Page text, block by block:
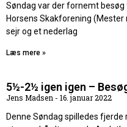
Søndag var der fornemt besøg
Horsens Skakforening
sejr og et nederlag
Læs mere »
5½-2½ igen igen –
Jens Madsen
16. januar 2022
Denne Søndag spilledes